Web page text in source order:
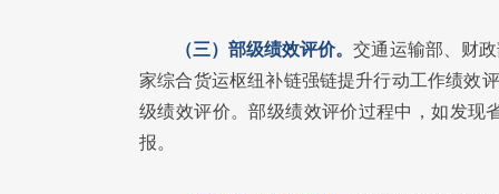
（三）部级绩效评价。交通运输部、财
家综合货运枢纽补链强链提升行动工作绩效
级绩效评价。部级绩效评价过程中，如发现
报。